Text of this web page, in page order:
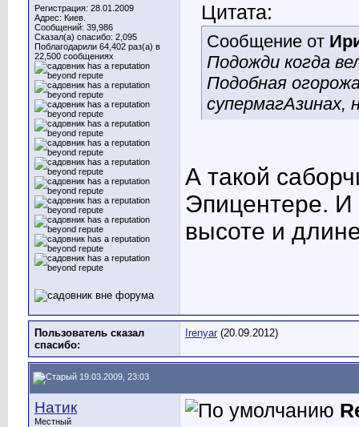
Регистрация: 28.01.2009
Адрес: Киев.
Сообщений: 39,986
Сказал(а) спасибо: 2,095
Поблагодарили 64,402 раз(а) в
22,500 сообщениях
Цитата:
Сообщение от
Подожди когда
Подобная
супермагАзинах,
А такой
Эпицентере.
высоте и
Пользователь сказал
cпасибо:
Irenyar (20.09.2012)
19.03.2009, 23:03
Натик
Местный